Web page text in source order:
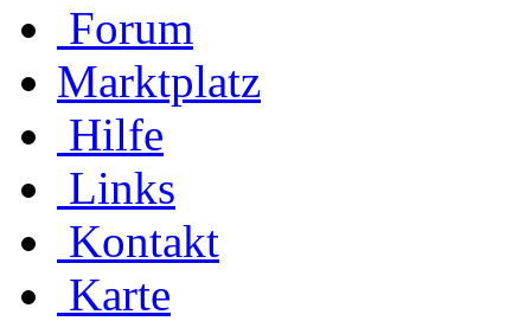
Forum
Marktplatz
Hilfe
Links
Kontakt
Karte